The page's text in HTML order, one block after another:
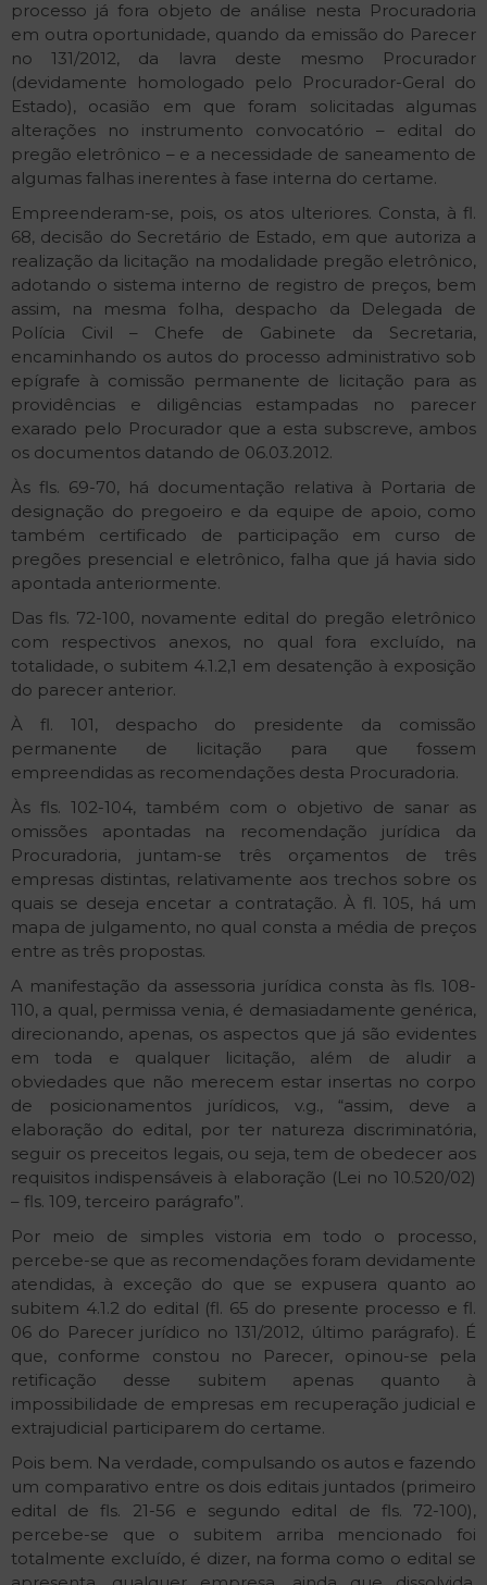
processo já fora objeto de análise nesta Procuradoria
em outra oportunidade, quando da emissão do Parecer
no 131/2012, da lavra deste mesmo Procurador
(devidamente homologado pelo Procurador-Geral do
Estado), ocasião em que foram solicitadas algumas
alterações no instrumento convocatório – edital do
pregão eletrônico – e a necessidade de saneamento de
algumas falhas inerentes à fase interna do certame.
Empreenderam-se, pois, os atos ulteriores. Consta, à fl.
68, decisão do Secretário de Estado, em que autoriza a
realização da licitação na modalidade pregão eletrônico,
adotando o sistema interno de registro de preços, bem
assim, na mesma folha, despacho da Delegada de
Polícia Civil – Chefe de Gabinete da Secretaria,
encaminhando os autos do processo administrativo sob
epígrafe à comissão permanente de licitação para as
providências e diligências estampadas no parecer
exarado pelo Procurador que a esta subscreve, ambos
os documentos datando de 06.03.2012.
Às fls. 69-70, há documentação relativa à Portaria de
designação do pregoeiro e da equipe de apoio, como
também certificado de participação em curso de
pregões presencial e eletrônico, falha que já havia sido
apontada anteriormente.
Das fls. 72-100, novamente edital do pregão eletrônico
com respectivos anexos, no qual fora excluído, na
totalidade, o subitem 4.1.2,1 em desatenção à exposição
do parecer anterior.
À fl. 101, despacho do presidente da comissão
permanente de licitação para que fossem
empreendidas as recomendações desta Procuradoria.
Às fls. 102-104, também com o objetivo de sanar as
omissões apontadas na recomendação jurídica da
Procuradoria, juntam-se três orçamentos de três
empresas distintas, relativamente aos trechos sobre os
quais se deseja encetar a contratação. À fl. 105, há um
mapa de julgamento, no qual consta a média de preços
entre as três propostas.
A manifestação da assessoria jurídica consta às fls. 108-
110, a qual, permissa venia, é demasiadamente genérica,
direcionando, apenas, os aspectos que já são evidentes
em toda e qualquer licitação, além de aludir a
obviedades que não merecem estar insertas no corpo
de posicionamentos jurídicos, v.g., “assim, deve a
elaboração do edital, por ter natureza discriminatória,
seguir os preceitos legais, ou seja, tem de obedecer aos
requisitos indispensáveis à elaboração (Lei no 10.520/02)
– fls. 109, terceiro parágrafo”.
Por meio de simples vistoria em todo o processo,
percebe-se que as recomendações foram devidamente
atendidas, à exceção do que se expusera quanto ao
subitem 4.1.2 do edital (fl. 65 do presente processo e fl.
06 do Parecer jurídico no 131/2012, último parágrafo). É
que, conforme constou no Parecer, opinou-se pela
retificação desse subitem apenas quanto à
impossibilidade de empresas em recuperação judicial e
extrajudicial participarem do certame.
Pois bem. Na verdade, compulsando os autos e fazendo
um comparativo entre os dois editais juntados (primeiro
edital de fls. 21-56 e segundo edital de fls. 72-100),
percebe-se que o subitem arriba mencionado foi
totalmente excluído, é dizer, na forma como o edital se